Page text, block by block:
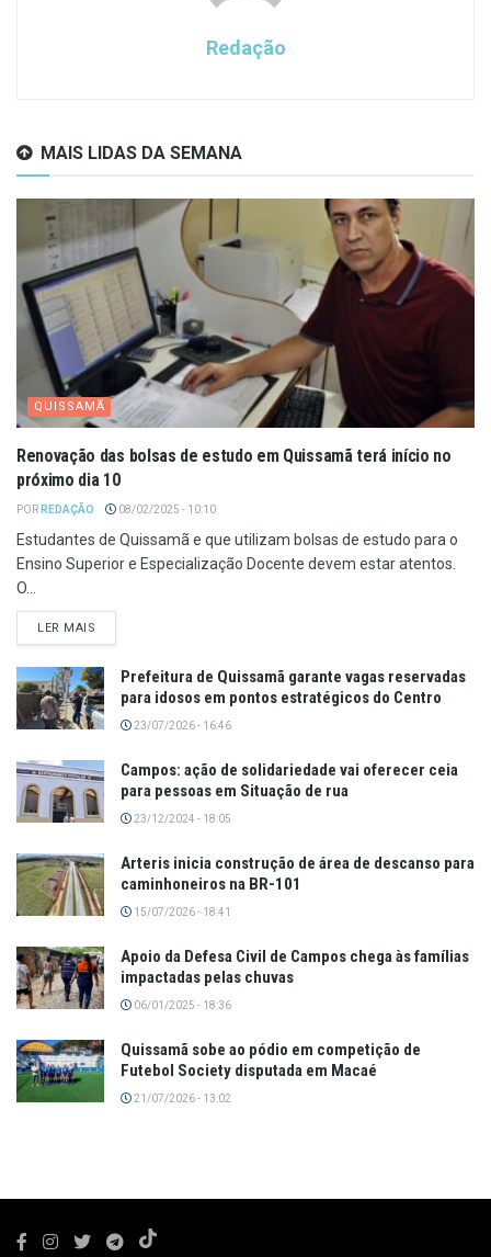
Redação
MAIS LIDAS DA SEMANA
QUISSAMÃ
Renovação das bolsas de estudo em Quissamã terá início no
próximo dia 10
POR REDAÇÃO 08/02/2025 - 10:10
Estudantes de Quissamã e que utilizam bolsas de estudo para o
Ensino Superior e Especialização Docente devem estar atentos.
O...
LER MAIS
Prefeitura de Quissamã garante vagas reservadas
para idosos em pontos estratégicos do Centro
23/07/2026 - 16:46
Campos: ação de solidariedade vai oferecer ceia
para pessoas em Situação de rua
23/12/2024 - 18:05
Arteris inicia construção de área de descanso para
caminhoneiros na BR-101
15/07/2026 - 18:41
Apoio da Defesa Civil de Campos chega às famílias
impactadas pelas chuvas
06/01/2025 - 18:36
Quissamã sobe ao pódio em competição de
Futebol Society disputada em Macaé
21/07/2026 - 13:02